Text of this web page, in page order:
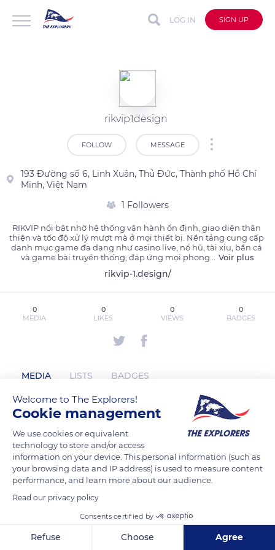
LOG IN SIGN UP
rikvip1design
FOLLOW MESSAGE
193 Đường số 6, Linh Xuân, Thủ Đức, Thành phố Hồ Chí
Minh, Việt Nam
1 Followers
RIKVIP nổi bật nhờ hệ thống vận hành ổn định, giao diện thân
thiện và tốc độ xử lý mượt mà ở mọi thiết bị. Nền tảng cung cấp
danh mục game đa dạng như casino live, nổ hũ, tài xỉu, bắn cá
và game bài truyền thống, đáp ứng mọi phong
Voir plus
rikvip-1.design/
0
MEDIA
0
LIKES
0
VIEWS
0
BADGES
MEDIA LISTS BADGES
rikvip1design has not posted any
content yet
Welcome to The Explorers!
Cookie management
We use cookies or equivalent
technology to store and/or access
information on your device. This personal information (such as
your browsing data and IP address) is used to measure content
performance, and learn more about our audience.
Read our privacy policy
Consents certified by
Refuse Choose Agree